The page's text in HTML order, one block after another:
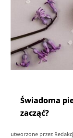
Świadoma
zacząć?
utworzone przez